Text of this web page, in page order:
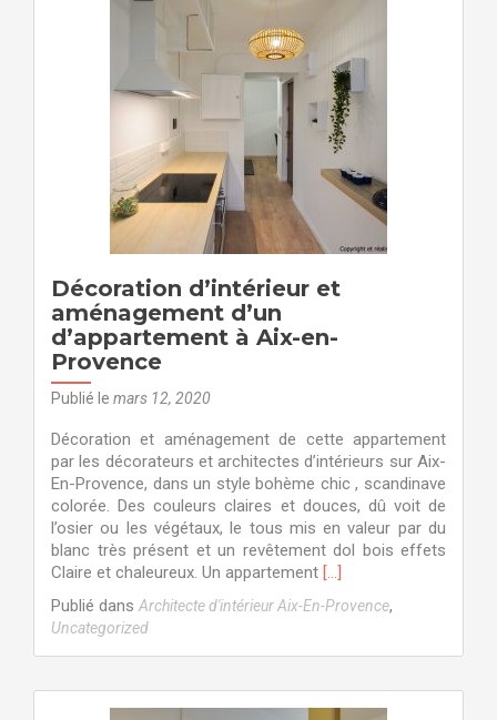
Décoration d’intérieur et
aménagement d’un
d’appartement à Aix-en-
Provence
Publié le mars 12, 2020
Décoration et aménagement de cette appartement
par les décorateurs et architectes d’intérieurs sur Aix-
En-Provence, dans un style bohème chic , scandinave
colorée. Des couleurs claires et douces, dû voit de
l’osier ou les végétaux, le tous mis en valeur par du
blanc très présent et un revêtement dol bois effets
Claire et chaleureux. Un appartement En
plus
d’intérieur
aménagement
[…]
Publié dans Architecte d'intérieur Aix-En-Provence,
Uncategorized